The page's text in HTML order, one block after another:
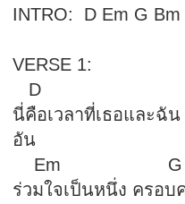
INTRO: D Em G Bm
VERSE 1:
D
นี่คือเวลาที่เธอและฉั
อัน
Em
ร่วมใจเป็นหนึ่ง ครอ